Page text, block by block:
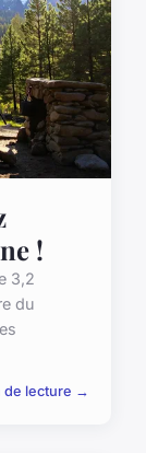
!
3,2
du
de lecture →